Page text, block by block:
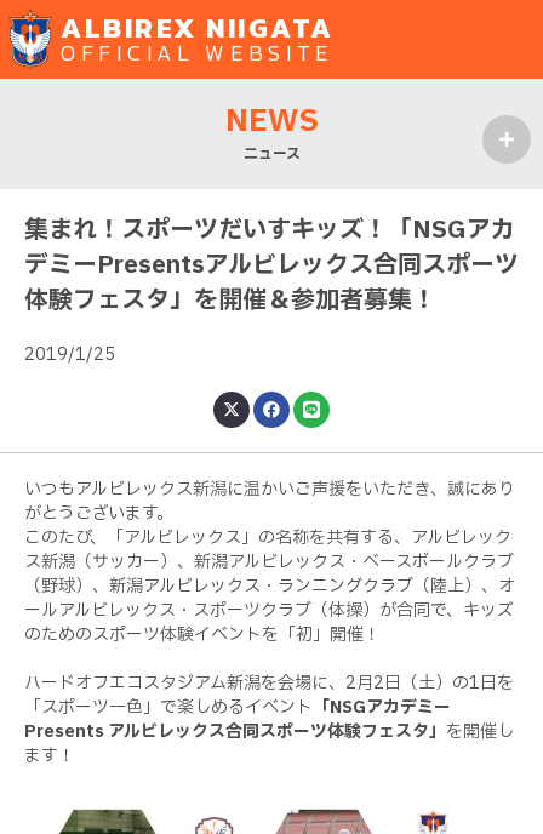
ALBIREX NIIGATA
OFFICIAL WEBSITE
NEWS
ニュース
集まれ！スポーツだいすキッズ！「NSGアカ
デミーPresentsアルビレックス合同スポーツ
体験フェスタ」を開催＆参加者募集！
2019/1/25
いつもアルビレックス新潟に温かいご声援をいただき、誠にあり
がとうございます。
このたび、「アルビレックス」の名称を共有する、アルビレック
ス新潟（サッカー）、新潟アルビレックス・ベースボールクラブ
（野球）、新潟アルビレックス・ランニングクラブ（陸上）、オ
ールアルビレックス・スポーツクラブ（体操）が合同で、キッズ
のためのスポーツ体験イベントを「初」開催！
ハードオフエコスタジアム新潟を会場に、2月2日（土）の1日を
「スポーツ一色」で楽しめるイベント 「NSGアカデミー
Presents アルビレックス合同スポーツ体験フェスタ」 を開催し
ます！